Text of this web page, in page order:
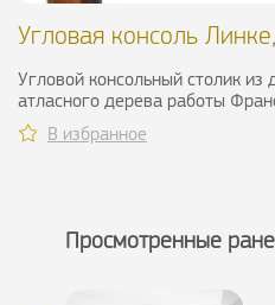
Угловая консоль
Угловой консольный столик из
атласного дерева работы
В избранное
Просмотренные